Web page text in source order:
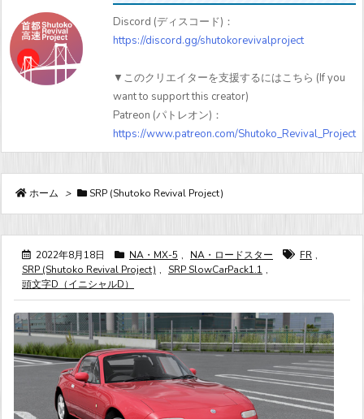
Discord (ディスコード)：
https://discord.gg/shutokorevivalproject
▼このクリエイターを支援するにはこちら (If you
want to support this creator)
Patreon (パトレオン)：
https://www.patreon.com/Shutoko_Revival_Project
ホーム > SRP (Shutoko Revival Project)
2022年8月18日 NA・MX-5 , NA・ロードスター FR ,
SRP (Shutoko Revival Project) , SRP SlowCarPack1.1 ,
頭文字D（イニシャルD）